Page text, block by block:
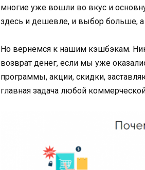
многие уже вошли во вкус и
здесь и дешевле, и выбор больше,
Но вернемся к нашим кэшбэкам.
возврат денег, если мы уже
программы, акции, скидки,
главная задача любой